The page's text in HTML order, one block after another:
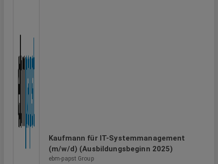
Kaufmann für IT-Systemmanagement
(m/w/d) (Ausbildungsbeginn 2025)
ebm-papst Group